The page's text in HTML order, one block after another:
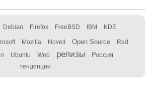
Debian Firefox FreeBSD IBM KDE
Mozilla Novell Open Source Red
Ubuntu Web релизы Россия
тенденции